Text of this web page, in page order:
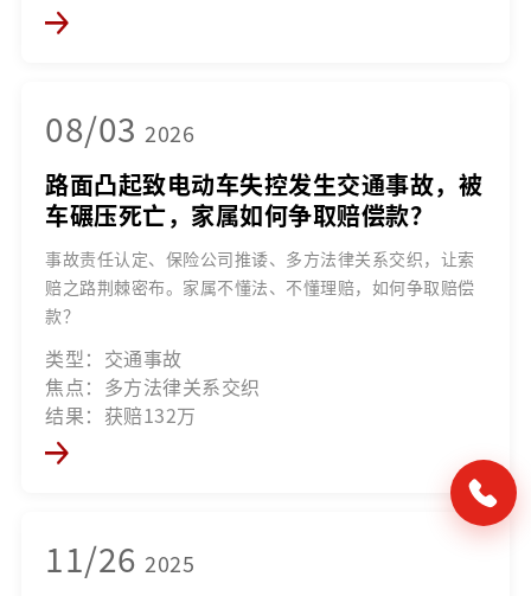
08/03 2026
路面凸起致电动车失控发生交通事故，被
车碾压死亡，家属如何争取赔偿款？
事故责任认定、保险公司推诿、多方法律关系交织，让索
赔之路荆棘密布。家属不懂法、不懂理赔，如何争取赔偿
款？
类型：交通事故
焦点：多方法律关系交织
结果：获赔132万
11/26 2025